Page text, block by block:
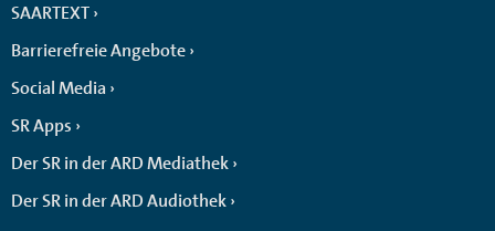
SAARTEXT
Barrierefreie Angebote
Social Media
SR Apps
Der SR in der ARD Mediathek
Der SR in der ARD Audiothek